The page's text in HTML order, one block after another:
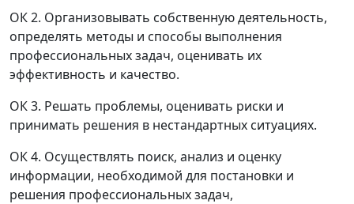
ОК 2. Организовывать собственную деятельность,
определять методы и способы выполнения
профессиональных задач, оценивать их
эффективность и качество.
ОК 3. Решать проблемы, оценивать риски и
принимать решения в нестандартных ситуациях.
ОК 4. Осуществлять поиск, анализ и оценку
информации, необходимой для постановки и
решения профессиональных задач,